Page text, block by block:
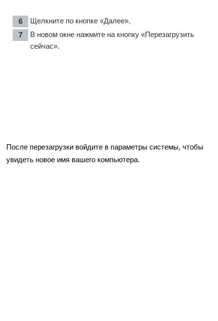
Щелкните по кнопке «Далее».
В новом окне нажмите на кнопку «Перезагрузить
сейчас».
После перезагрузки войдите в параметры системы, чтобы
увидеть новое имя вашего компьютера.